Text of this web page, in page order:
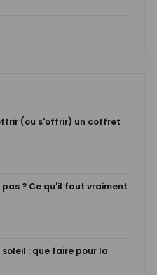
(ou s'offrir) un coffret
pas ? Ce qu'il faut vraiment
: que faire pour la